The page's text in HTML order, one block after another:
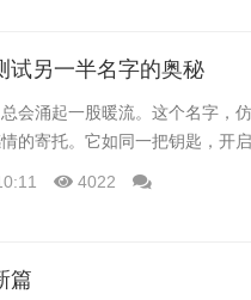
试另一半名字的奥秘
会涌起一股暖流。这个名字，
的寄托。它如同一把钥匙，开
4022
篇